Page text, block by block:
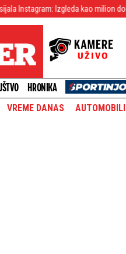
Izgleda kao milion dolara (FOTO)
HRONIKA
VREME DANAS AUTOMOBILI